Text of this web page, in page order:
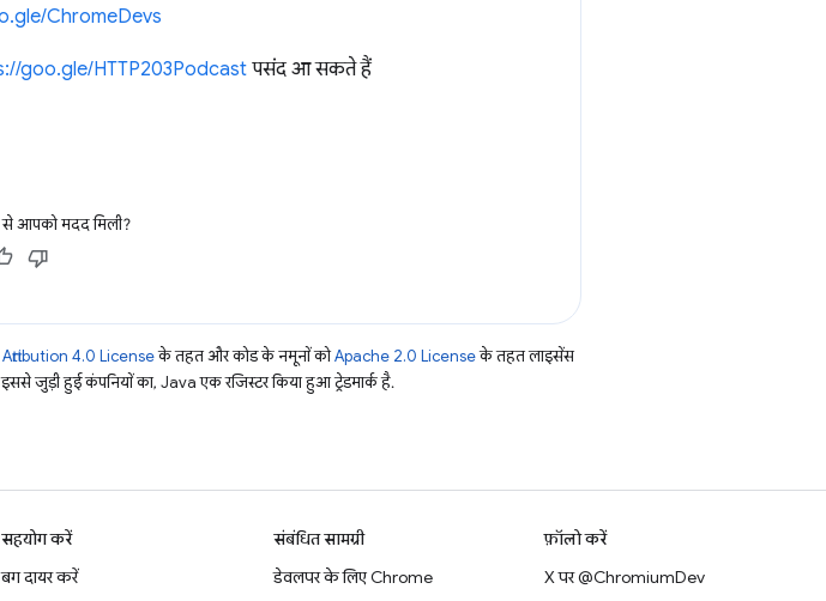
ChromeDevs
goo.gle/HTTP203Podcast पसंद आ सकते हैं
से आपको मदद मिली?
4.0 Licenseके तहत और कोड के नमूनों कोApache 2.0 Licenseके तहत लाइसेंस
जुड़ी हुई कंपनियों का, Java एक रजिस्टर किया हुआ ट्रेडमार्क है.
सहयोग करें
बग दायर करें
संबंधित सामग्री
डेवलपर के लिए Chrome
फ़ॉलो करें
X पर @ChromiumDev